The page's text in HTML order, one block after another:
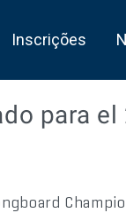
Inscrições
para el